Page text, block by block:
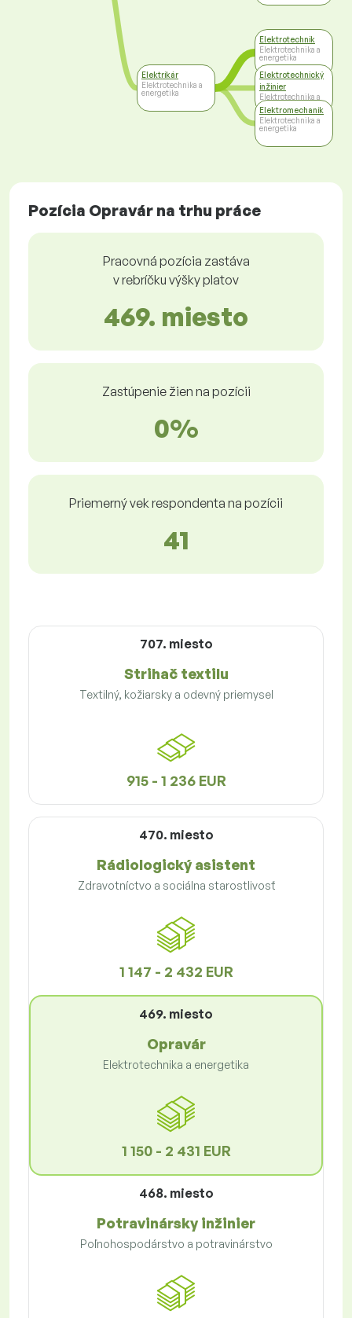
Elektrikár
Elektrotechnika a
energetika
Elektrotechnik
Elektrotechnika a
energetika
Elektrotechnický
inžinier
Elektrotechnika a
energetika
Elektromechanik
Elektrotechnika a
energetika
Pozícia Opravár na trhu práce
Pracovná pozícia zastáva
v rebríčku výšky platov
469. miesto
Zastúpenie žien na pozícii
0%
Priemerný vek respondenta na pozícii
41
707. miesto
Strihač textilu
Textilný, kožiarsky a odevný priemysel
915 - 1 236 EUR
470. miesto
Rádiologický asistent
Zdravotníctvo a sociálna starostlivosť
1 147 - 2 432 EUR
469. miesto
Opravár
Elektrotechnika a energetika
1 150 - 2 431 EUR
468. miesto
Potravinársky inžinier
Poľnohospodárstvo a potravinárstvo